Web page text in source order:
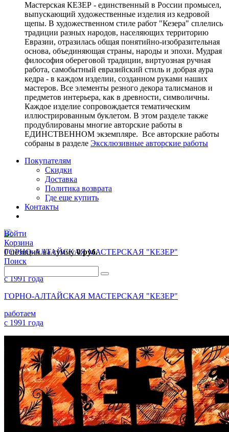
Мастерская КЕЗЕР - единственный в России промысел,
выпускающий художественные изделия из кедровой
щепы. В художественном стиле работ "Кезера" сплелись
традиции разных народов, населяющих территорию
Евразии, отразилась общая понятийно-изобразительная
основа, объединяющая страны, народы и эпохи. Мудрая
философия обереговой традиции, виртуозная ручная
работа, самобытный евразийский стиль и добрая аура
кедра - в каждом изделии, созданном руками наших
мастеров. Все элементы резного декора талисманов и
предметов интерьера, как в древности, символичны.
Каждое изделие сопровождается тематическим
иллюстрированным буклетом. В этом разделе также
продублированы многие авторские работы в
ЕДИНСТВЕННОМ экземпляре. Все авторские работы
собраны в разделе Эксклюзивные авторские работы
Покупателям
Скидки
Доставка
Политика возврата
Где еще купить
Контакты
Войти
Корзина
0 позицийна сумму0 руб.
Поиск
ГОРНО-АЛТАЙСКАЯ МАСТЕРСКАЯ "КЕЗЕР"
работаем
с 1991 года
ГОРНО-АЛТАЙСКАЯ МАСТЕРСКАЯ "КЕЗЕР"
работаем
с 1991 года